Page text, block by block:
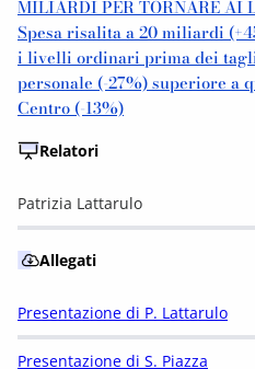
MILIARDI PER TORNARE AI
Spesa risalita a 20 miliardi
i livelli ordinari prima dei
personale (-27%) superiore a
Centro (-13%)
Relatori
Patrizia Lattarulo
Allegati
Presentazione di P. Lattarulo
Presentazione di S. Piazza